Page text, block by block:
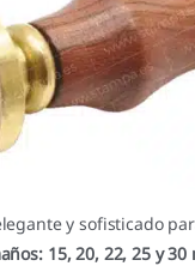
y sofisticado
15, 20, 22, 25 y 30